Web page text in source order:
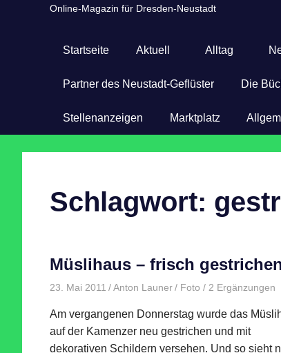
Online-Magazin für Dresden-Neustadt
Startseite Aktuell Alltag
Partner des Neustadt-Geflüster Die
Stellenanzeigen Marktplatz
Schlagwort:
Müslihaus – frisch
23. Mai 2011 Anton Launer Foto / 2 Ergänzungen
Am vergangenen Donnerstag wurde das
auf der Kamenzer neu gestrichen und mit
dekorativen Schildern versehen. Und so sieht